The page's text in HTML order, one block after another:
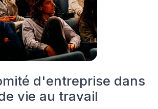
d'entreprise dans
vie au travail